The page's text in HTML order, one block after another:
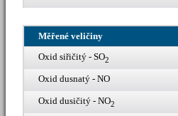
Měřené veličiny
Oxid siřičitý - SO2
Oxid dusnatý - NO
Oxid dusičitý - NO2